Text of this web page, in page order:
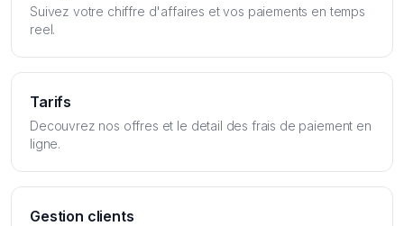
Suivez votre chiffre d'affaires et vos paiements en temps
reel.
Tarifs
Decouvrez nos offres et le detail des frais de paiement en
ligne.
Gestion clients